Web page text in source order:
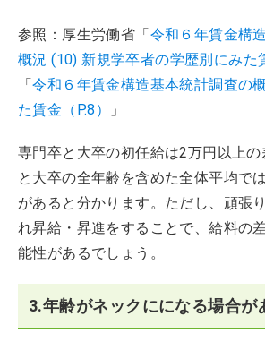
参照：厚生労働省「令和６年賃金構
概況 (10) 新規学卒者の学歴別にみた
「令和６年賃金構造基本統計調査の
た賃金（P.8）
」
専門卒と大卒の初任給は2万円以上
と大卒の全年齢を含めた全体平均で
があると分かります。ただし、頑張
れ昇給・昇進をすることで、給料の
能性があるでしょう。
3.年齢がネックにになる場合が